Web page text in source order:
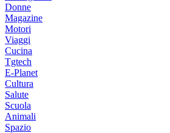
Donne
Magazine
Motori
Viaggi
Cucina
Tgtech
E-Planet
Cultura
Salute
Scuola
Animali
Spazio